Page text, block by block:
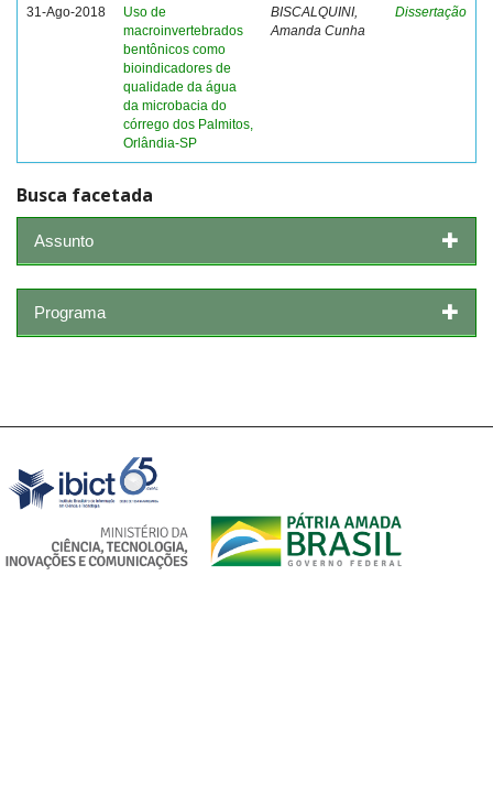
31-Ago-2018
Uso de
macroinvertebrados
bentônicos como
bioindicadores de
qualidade da água
da microbacia do
córrego dos Palmitos,
Orlândia-SP
BISCALQUINI,
Amanda Cunha
Dissertação
Busca facetada
Assunto
Programa